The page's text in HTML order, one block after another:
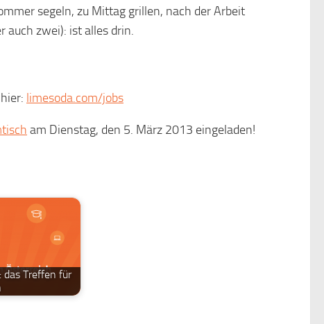
segeln, zu Mittag grillen, nach der Arbeit
auch zwei): ist alles drin.
limesoda.com/jobs
am Dienstag, den 5. März 2013 eingeladen!
das Treffen für